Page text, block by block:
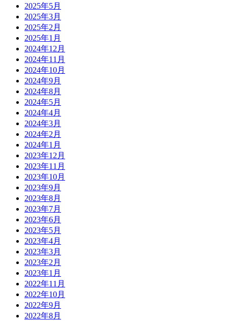
2025年5月
2025年3月
2025年2月
2025年1月
2024年12月
2024年11月
2024年10月
2024年9月
2024年8月
2024年5月
2024年4月
2024年3月
2024年2月
2024年1月
2023年12月
2023年11月
2023年10月
2023年9月
2023年8月
2023年7月
2023年6月
2023年5月
2023年4月
2023年3月
2023年2月
2023年1月
2022年11月
2022年10月
2022年9月
2022年8月